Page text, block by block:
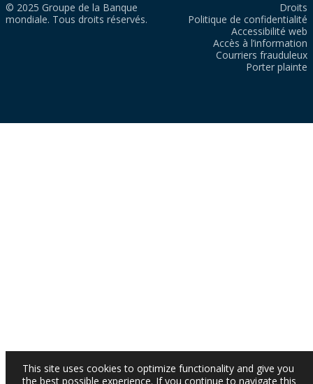
© 2025 Groupe de la Banque
mondiale. Tous droits réservés.
Droits
Politique de confidentialité
Accessibilité web
Accès à l’information
Courriers frauduleux
Porter plainte
This site uses cookies to optimize functionality and give you
the best possible experience. If you continue to navigate this